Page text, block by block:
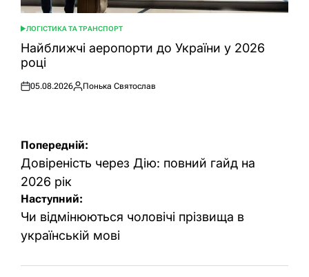
ОПУБЛІКУВАТИ
У
ЛОГІСТИКА ТА ТРАНСПОРТ
Найближчі аеропорти до України у 2026
році
Оприлюднено
05.08.2026
Опубліковано
Понька Святослав
Навігація
записів
Попередній:
Довіреність через Дію: повний гайд на
2026 рік
Наступний:
Чи відмінюються чоловічі прізвища в
українській мові